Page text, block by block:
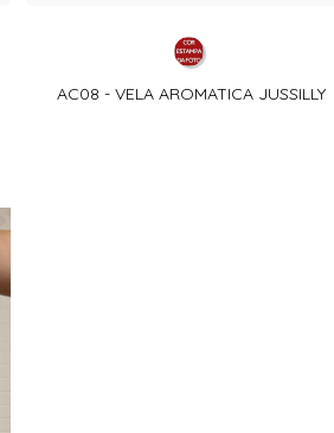
AC08 - VELA AROMATICA JUSSILLY